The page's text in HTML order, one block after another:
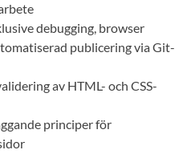
debugging, browser
publicering via Git-
av HTML- och CSS-
principer för